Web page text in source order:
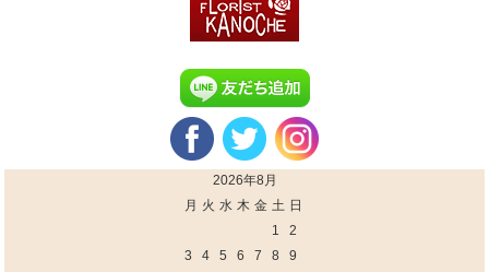
2026年8月
月 火 水 木 金 土 日
1
2
3
4 5 6 7 8
9